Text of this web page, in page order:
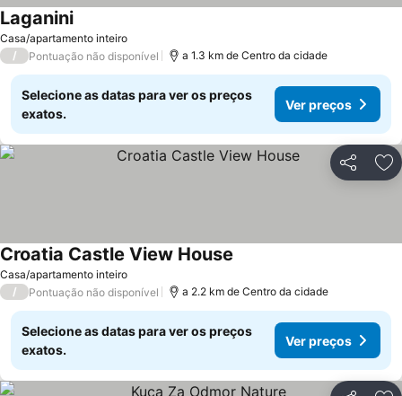
Casa/apartamento inteiro
LaganiniVer preços
/ Pontuação não disponível a 1.3 km de Centro da cidade
Selecione as datas para ver os preços
exatos.
Ver preços
Partilhar
Casa/apartamento inteiro
Croatia Castle View House
/ Pontuação não disponível a 2.2 km de Centro da cidade
Selecione as datas para ver os preços
exatos.
Ver preços